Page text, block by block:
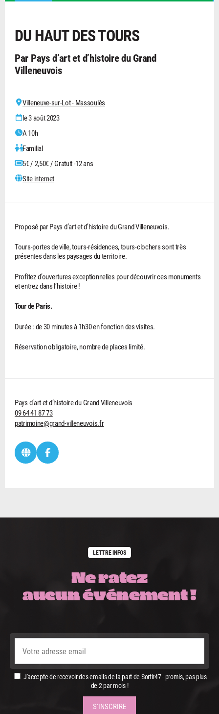
DU HAUT DES TOURS
Par Pays d’art et d’histoire du Grand
Villeneuvois
Villeneuve-sur-Lot - Massoulès
le 3 août 2023
A 10h
Familial
5€ / 2,50€ / Gratuit -12 ans
Site internet
Proposé par Pays d’art et d’histoire du Grand Villeneuvois.
Tours-portes de ville, tours-résidences, tours-clochers sont très
présentes dans les paysages du territoire.
Profitez d’ouvertures exceptionnelles pour découvrir ces monuments
et entrez dans l’histoire !
Tour de Paris.
Durée : de 30 minutes à 1h30 en fonction des visites.
Réservation obligatoire, nombre de places limité.
Pays d’art et d’histoire du Grand Villeneuvois
09 64 41 87 73
patrimoine@grand-villeneuvois.fr
LETTRE INFOS
Ne ratez
aucun événement !
J'accepte de recevoir des emails de la part de Sortir47 - promis, pas plus
de 2 par mois !